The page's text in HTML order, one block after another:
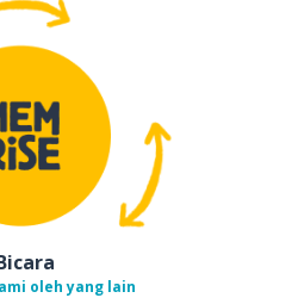
oleh yang lain